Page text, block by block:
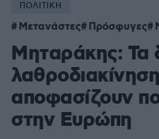
ΠΟΛΙΤΙΚΗ
Μετανάστες Πρόσφυγες
Μηταράκης: Τα
αποφασίζουν
στην Ευρώπη